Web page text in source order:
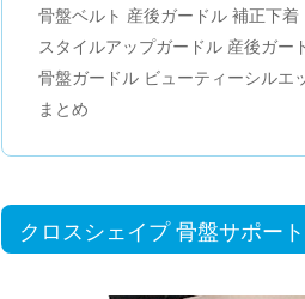
骨盤ベルト 産後ガードル 補正下着
スタイルアップガードル 産後ガー
骨盤ガードル ビューティーシルエ
まとめ
クロスシェイプ 骨盤サポー